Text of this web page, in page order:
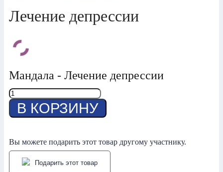
Лечение депрессии
Мандала - Лечение депрессии
Количество
товара
Лечение
депрессии
В КОРЗИНУ
Вы можете подарить этот товар другому участнику.
Подарить этот товар